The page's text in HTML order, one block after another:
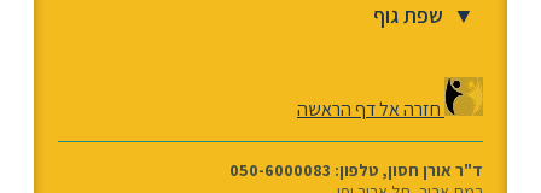
▼ שפת גוף
חזרה אל דף הראשה
ד"ר אורן חסון, טלפון: 050-6000083